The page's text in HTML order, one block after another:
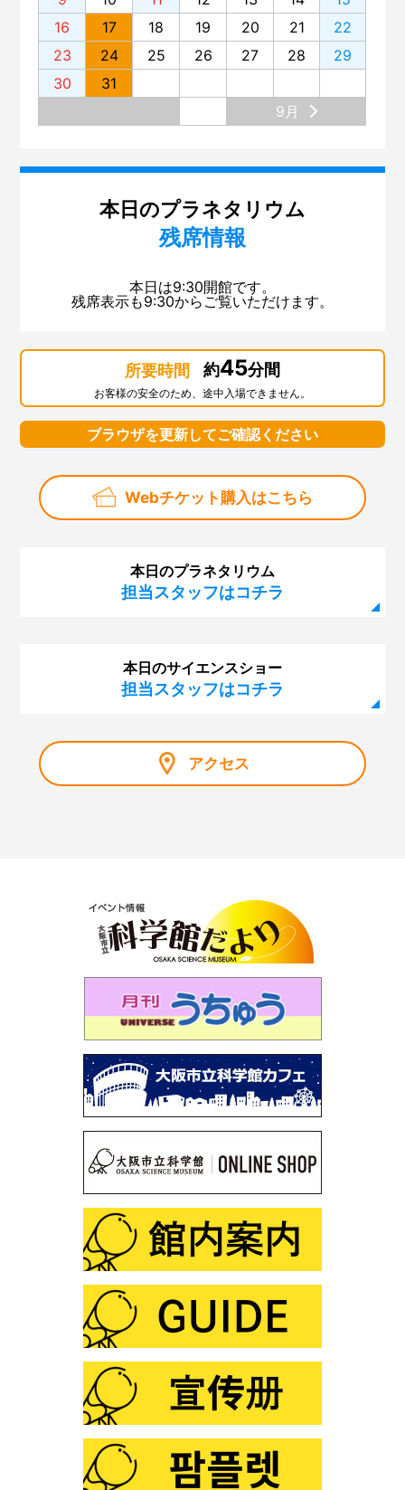
16
17 18 19 20 21
22
23
24 25 26 27 28
29
30
31
9月
本日のプラネタリウム
残席情報
本日は9:30開館です。
残席表示も9:30からご覧いただけます。
所要時間 約45分間
お客様の安全のため、途中入場できません。
ブラウザを更新してご確認ください
Webチケット購入はこちら
本日のプラネタリウム
担当スタッフはコチラ
本日のサイエンスショー
担当スタッフはコチラ
アクセス